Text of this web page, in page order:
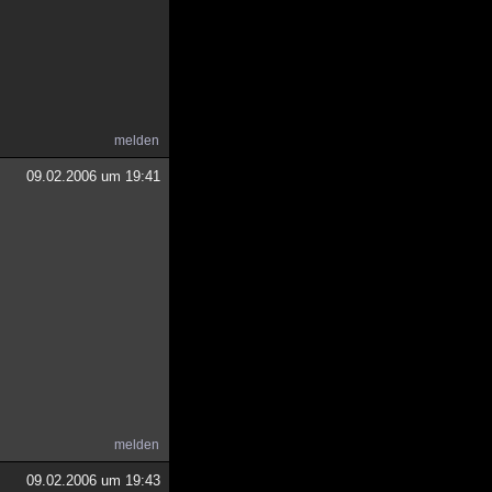
melden
09.02.2006 um 19:41
melden
09.02.2006 um 19:43